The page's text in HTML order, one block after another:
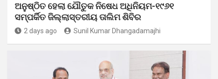
ଅନୁଷ୍ଠିତ ହେଲା ଯୌତୁକ ନିଷେଧ ଅଧିନିୟମ-୧୯୬୧
ସମ୍ପର୍କିତ ଜିଲ୍ଲାସ୍ତରୀୟ ତାଲିମ ଶିବିର
2 days ago Sunil Kumar Dhangadamajhi